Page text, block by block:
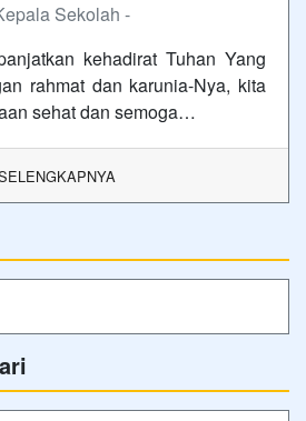
Sekolah -
kehadirat Tuhan Yang
rahmat dan karunia-Nya, kita
sehat dan semoga…